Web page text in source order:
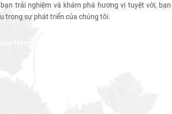
bạn trải nghiệm và khám phá hương vị tuyệt vời,
trong sự phát triển của chúng tôi.